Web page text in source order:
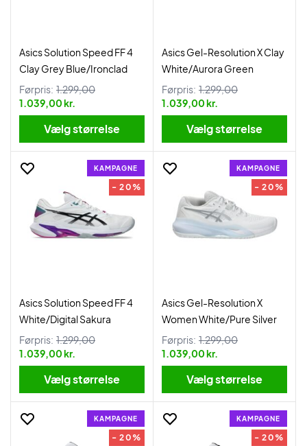
Asics Solution Speed FF 4
Clay Grey Blue/Ironclad
Førpris: 1.299,00
1.039,00 kr.
Vælg størrelse
Asics Gel-Resolution X Clay
White/Aurora Green
Førpris: 1.299,00
1.039,00 kr.
Vælg størrelse
KAMPAGNE
- 20%
Asics Solution Speed FF 4
White/Digital Sakura
Førpris: 1.299,00
1.039,00 kr.
Vælg størrelse
KAMPAGNE
- 20%
Asics Gel-Resolution X
Women White/Pure Silver
Førpris: 1.299,00
1.039,00 kr.
Vælg størrelse
KAMPAGNE
- 20%
KAMPAGNE
- 20%